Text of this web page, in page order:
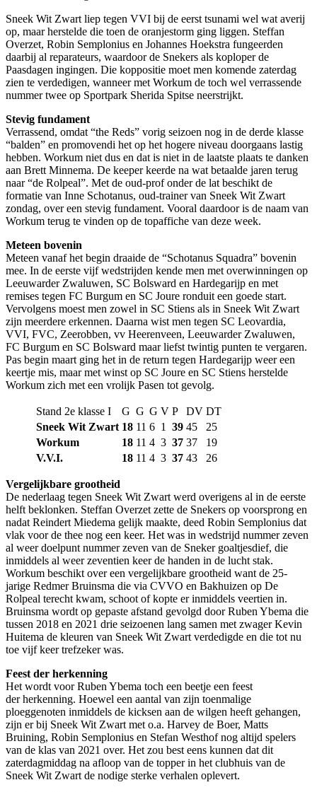
Sneek Wit Zwart liep tegen VVI bij de eerst tsunami wel wat averij
op, maar herstelde die toen de oranjestorm ging liggen. Steffan
Overzet, Robin Semplonius en Johannes Hoekstra fungeerden
daarbij al reparateurs, waardoor de Snekers als koploper de
Paasdagen ingingen. Die koppositie moet men komende zaterdag
zien te verdedigen, wanneer met Workum de toch wel verrassende
nummer twee op Sportpark Sherida Spitse neerstrijkt.
Stevig fundament
Verrassend, omdat “the Reds” vorig seizoen nog in de derde klasse
“balden” en promovendi het op het hogere niveau doorgaans lastig
hebben. Workum niet dus en dat is niet in de laatste plaats te danken
aan Brett Minnema. De keeper keerde na wat betaalde jaren terug
naar “de Rolpeal”. Met de oud-prof onder de lat beschikt de
formatie van Inne Schotanus, oud-trainer van Sneek Wit Zwart
zondag, over een stevig fundament. Vooral daardoor is de naam van
Workum terug te vinden op de topaffiche van deze week.
Meteen bovenin
Meteen vanaf het begin draaide de “Schotanus Squadra” bovenin
mee. In de eerste vijf wedstrijden kende men met overwinningen op
Leeuwarder Zwaluwen, SC Bolsward en Hardegarijp en met
remises tegen FC Burgum en SC Joure ronduit een goede start.
Vervolgens moest men zowel in SC Stiens als in Sneek Wit Zwart
zijn meerdere erkennen. Daarna wist men tegen SC Leovardia,
VVI, FVC, Zeerobben, vv Heerenveen, Leeuwarder Zwaluwen,
FC Burgum en SC Bolsward maar liefst twintig punten te vergaren.
Pas begin maart ging het in de return tegen Hardegarijp weer een
keertje mis, maar met winst op SC Joure en SC Stiens herstelde
Workum zich met een vrolijk Pasen tot gevolg.
Stand 2e klasse I G G G V P DV DT
Sneek Wit Zwart 18 11 6 1 39 45
25
Workum
18 11 4 3 37 37
19
V.V.I.
18 11 4 3 37 43 26
Vergelijkbare grootheid
De nederlaag tegen Sneek Wit Zwart werd overigens al in de eerste
helft beklonken. Steffan Overzet zette de Snekers op voorsprong en
nadat Reindert Miedema gelijk maakte, deed Robin Semplonius dat
vlak voor de thee nog een keer. Het was in wedstrijd nummer zeven
al weer doelpunt nummer zeven van de Sneker goaltjesdief, die
inmiddels al weer zeventien keer de handen in de lucht stak.
Workum beschikt over een vergelijkbare grootheid want de 25-
jarige Redmer Bruinsma die via CVVO en Bakhuizen op De
Rolpeal terecht kwam, schoot of kopte er inmiddels veertien in.
Bruinsma wordt op gepaste afstand gevolgd door Ruben Ybema die
tussen 2018 en 2021 drie seizoenen lang samen met zwager Kevin
Huitema de kleuren van Sneek Wit Zwart verdedigde en die tot nu
toe vijf keer trefzeker was.
Feest der herkenning
Het wordt voor Ruben Ybema toch een beetje een feest
der herkenning. Hoewel een aantal van zijn toenmalige
ploeggenoten inmiddels de kicksen aan de wilgen heeft gehangen,
zijn er bij Sneek Wit Zwart met o.a. Harvey de Boer, Matts
Bruining, Robin Semplonius en Stefan Westhof nog altijd spelers
van de klas van 2021 over. Het zou best eens kunnen dat dit
zaterdagmiddag na afloop van de topper in het clubhuis van de
Sneek Wit Zwart de nodige sterke verhalen oplevert.